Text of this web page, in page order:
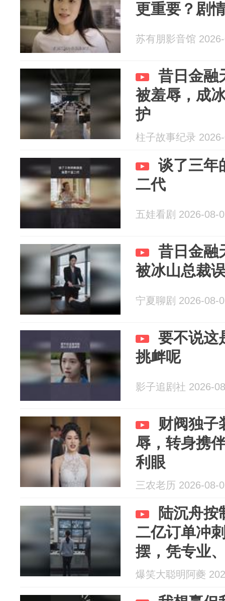
更重要？剧
苏有朋影音馆
昔日金融
被羞辱，成
护
柱子故事纪录
谈了三年
二代
五娃看剧 2026-08-
昔日金融
被冰山总裁
宁夏聊剧 2026-08-
要不说这
挑衅呢
影子追剧社 2026-
财阀独子
辱，转身携
利眼
三农老历 2026-08-
陆沉舟按
二亿订单冲
摆，凭专业
单
爆笑大聪明阿夔